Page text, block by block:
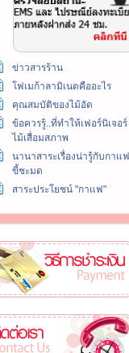
ข่าวสารร้าน
โฟเมก้าลามิเนตคืออะไร
คุณสมบัติของไม้อัด
ข้อควรรู้..ที่ทำให้เฟอร์นิเจอร์
ไม้เสื่อมสภาพ
นานาสาระเรื่องน่ารู้กับกาแฟ
ขี้ชะมด
สาระประโยชน์ "กาแฟ"